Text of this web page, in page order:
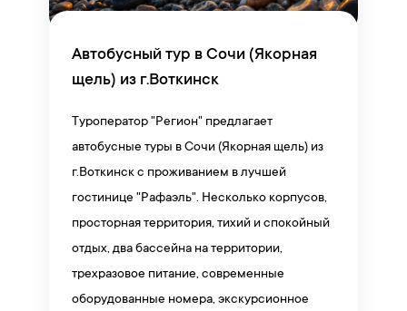
Автобусный тур в Сочи (Якорная
щель) из г.Воткинск
Туроператор "Регион" предлагает
автобусные туры в Сочи (Якорная щель) из
г.Воткинск с проживанием в лучшей
гостинице "Рафаэль". Несколько корпусов,
просторная территория, тихий и спокойный
отдых, два бассейна на территории,
трехразовое питание, современные
оборудованные номера, экскурсионное